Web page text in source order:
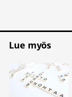
Lue myös